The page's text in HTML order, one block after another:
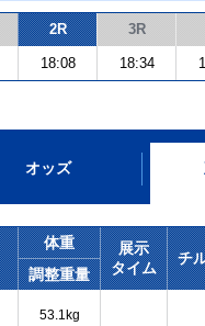
2R 3R
18:08 18:34
オッズ
体重
展示
タイム
チ
調整重量
53.1kg